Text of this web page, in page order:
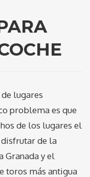
lugares
problema es que
de los lugares el
disfrutar de la
y el
toros más antigua